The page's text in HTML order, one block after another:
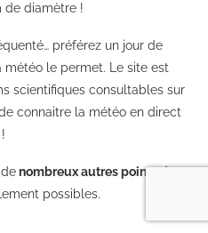
de diamètre !
préférez un jour de
le permet. Le site est
scientifiques consultables sur
connaitre la météo en direct
nombreux autres points de
possibles.